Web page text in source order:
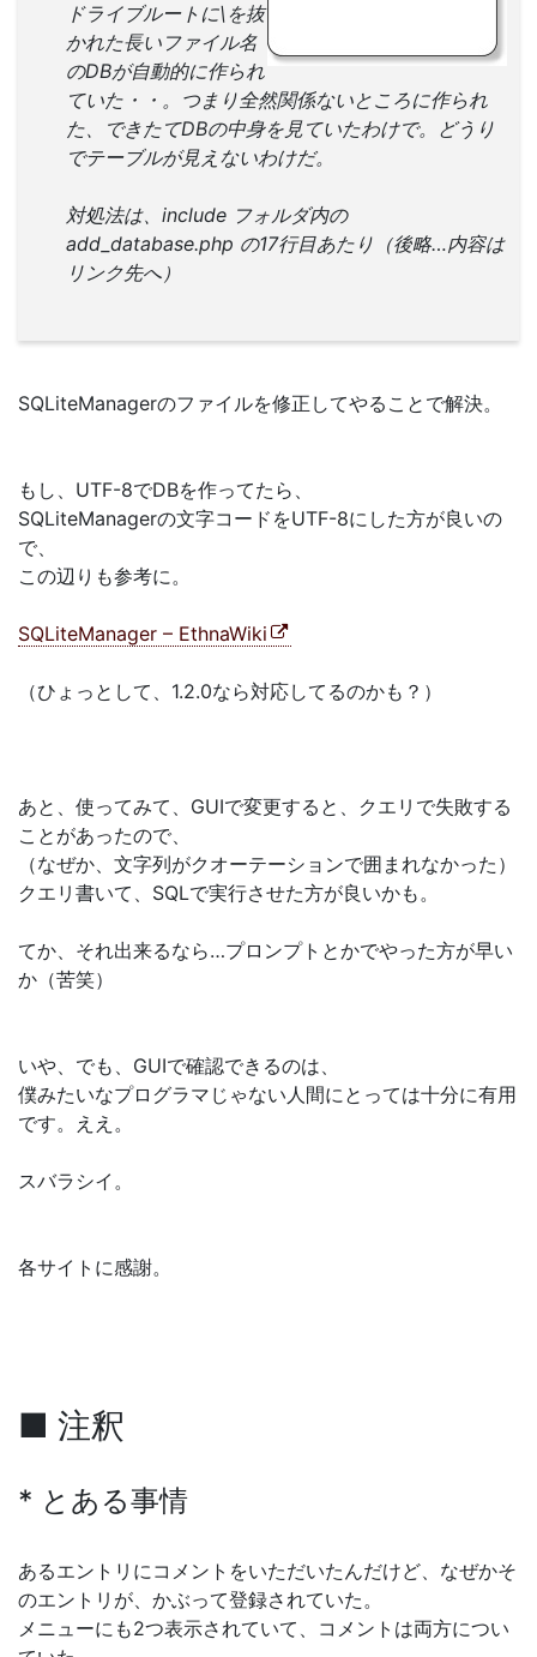
ドライブルートに\を抜
かれた長いファイル名
のDBが自動的に作られ
ていた・・。つまり全然関係ないところに作られ
た、できたてDBの中身を見ていたわけで。どうり
でテーブルが見えないわけだ。
対処法は、include フォルダ内の
add_database.php の17行目あたり（後略…内容は
リンク先へ）
SQLiteManagerのファイルを修正してやることで解決。
もし、UTF-8でDBを作ってたら、
SQLiteManagerの文字コードをUTF-8にした方が良いの
で、
この辺りも参考に。
SQLiteManager – EthnaWiki
（ひょっとして、1.2.0なら対応してるのかも？）
あと、使ってみて、GUIで変更すると、クエリで失敗する
ことがあったので、
（なぜか、文字列がクオーテーションで囲まれなかった）
クエリ書いて、SQLで実行させた方が良いかも。
てか、それ出来るなら…プロンプトとかでやった方が早い
か（苦笑）
いや、でも、GUIで確認できるのは、
僕みたいなプログラマじゃない人間にとっては十分に有用
です。ええ。
スバラシイ。
各サイトに感謝。
■ 注釈
* とある事情
あるエントリにコメントをいただいたんだけど、なぜかそ
のエントリが、かぶって登録されていた。
メニューにも2つ表示されていて、コメントは両方につい